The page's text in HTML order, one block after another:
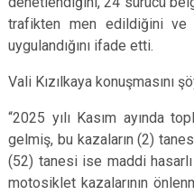
trafikten men edildiğini ve
uygulandığını ifade etti.
Vali Kızılkaya konuşmasını
“2025 yılı Kasım ayında
gelmiş, bu kazaların (2)
(52) tanesi ise maddi hasarlı
motosiklet kazalarının